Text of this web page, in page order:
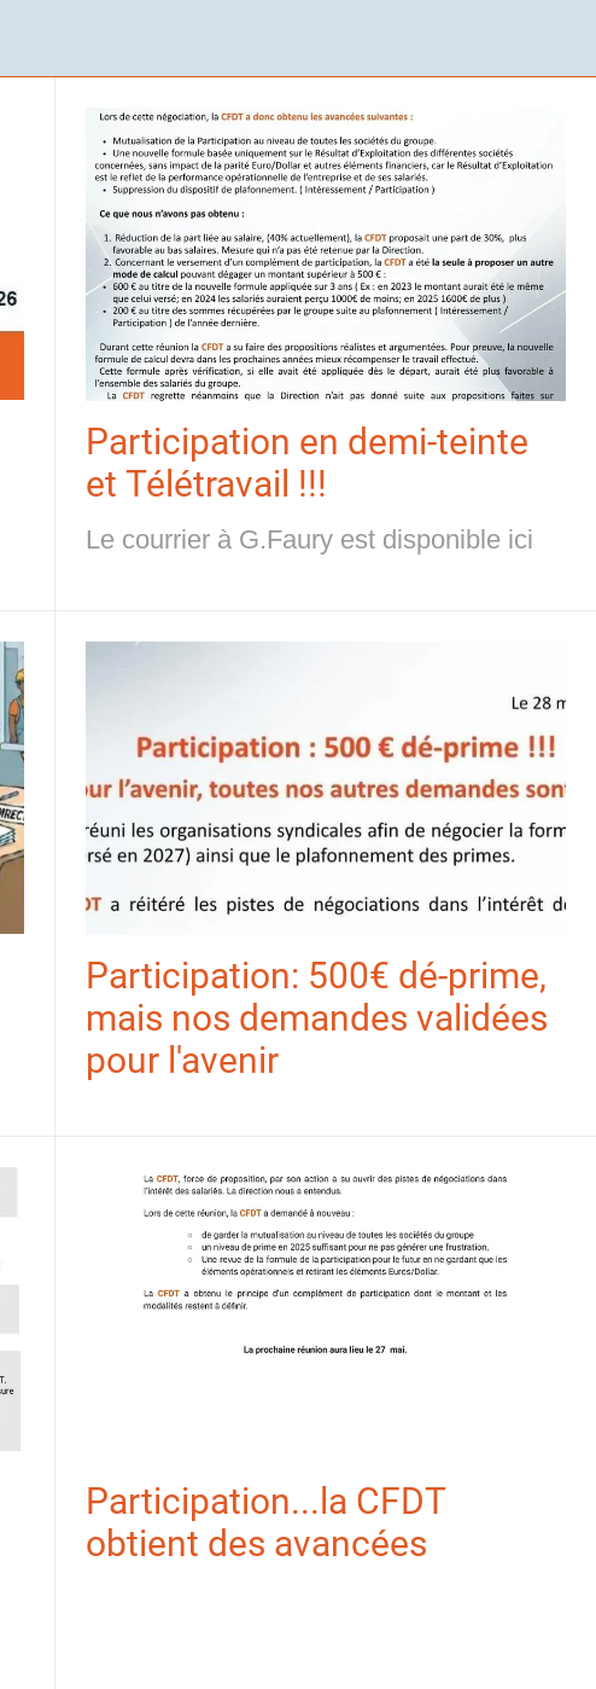
Participation en demi-teinte
et Télétravail !!!
Le courrier à G.Faury est disponible ici
Participation: 500€ dé-prime,
mais nos demandes validées
pour l'avenir
Participation...la CFDT
obtient des avancées